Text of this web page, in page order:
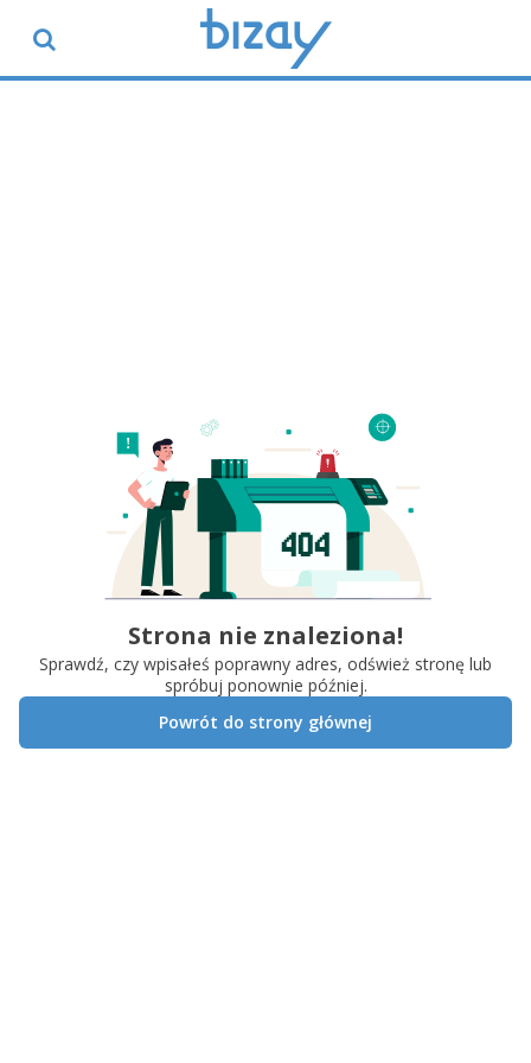
Strona nie znaleziona!
Sprawdź, czy wpisałeś poprawny adres, odśwież stronę lub
spróbuj ponownie później.